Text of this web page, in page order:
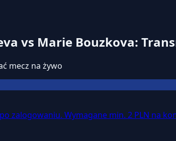
vs Marie Bouzkova:
mecz na żywo
zalogowaniu. Wymagane min. 2 PLN na